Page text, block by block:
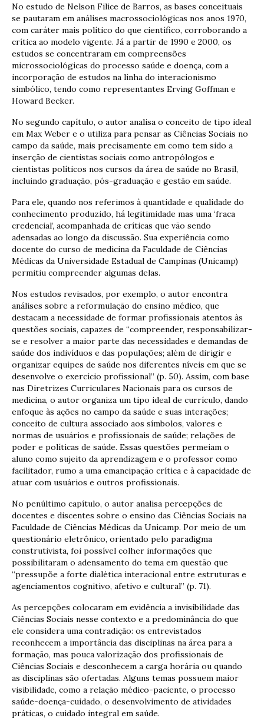
No estudo de Nelson Filice de Barros, as bases conceituais
se pautaram em análises macrossociológicas nos anos 1970,
com caráter mais político do que científico, corroborando a
crítica ao modelo vigente. Já a partir de 1990 e 2000, os
estudos se concentraram em compreensões
microssociológicas do processo saúde e doença, com a
incorporação de estudos na linha do interacionismo
simbólico, tendo como representantes Erving Goffman e
Howard Becker.
No segundo capítulo, o autor analisa o conceito de tipo ideal
em Max Weber e o utiliza para pensar as Ciências Sociais no
campo da saúde, mais precisamente em como tem sido a
inserção de cientistas sociais como antropólogos e
cientistas políticos nos cursos da área de saúde no Brasil,
incluindo graduação, pós-graduação e gestão em saúde.
Para ele, quando nos referimos à quantidade e qualidade do
conhecimento produzido, há legitimidade mas uma ‘fraca
credencial’, acompanhada de críticas que vão sendo
adensadas ao longo da discussão. Sua experiência como
docente do curso de medicina da Faculdade de Ciências
Médicas da Universidade Estadual de Campinas (Unicamp)
permitiu compreender algumas delas.
Nos estudos revisados, por exemplo, o autor encontra
análises sobre a reformulação do ensino médico, que
destacam a necessidade de formar profissionais atentos às
questões sociais, capazes de “compreender, responsabilizar-
se e resolver a maior parte das necessidades e demandas de
saúde dos indivíduos e das populações; além de dirigir e
organizar equipes de saúde nos diferentes níveis em que se
desenvolve o exercício profissional” (p. 50). Assim, com base
nas Diretrizes Curriculares Nacionais para os cursos de
medicina, o autor organiza um tipo ideal de currículo, dando
enfoque às ações no campo da saúde e suas interações;
conceito de cultura associado aos símbolos, valores e
normas de usuários e profissionais de saúde; relações de
poder e políticas de saúde. Essas questões permeiam o
aluno como sujeito da aprendizagem e o professor como
facilitador, rumo a uma emancipação crítica e à capacidade de
atuar com usuários e outros profissionais.
No penúltimo capítulo, o autor analisa percepções de
docentes e discentes sobre o ensino das Ciências Sociais na
Faculdade de Ciências Médicas da Unicamp. Por meio de um
questionário eletrônico, orientado pelo paradigma
construtivista, foi possível colher informações que
possibilitaram o adensamento do tema em questão que
“pressupõe a forte dialética interacional entre estruturas e
agenciamentos cognitivo, afetivo e cultural” (p. 71).
As percepções colocaram em evidência a invisibilidade das
Ciências Sociais nesse contexto e a predominância do que
ele considera uma contradição: os entrevistados
reconhecem a importância das disciplinas na área para a
formação, mas pouca valorização dos profissionais de
Ciências Sociais e desconhecem a carga horária ou quando
as disciplinas são ofertadas. Alguns temas possuem maior
visibilidade, como a relação médico-paciente, o processo
saúde-doença-cuidado, o desenvolvimento de atividades
práticas, o cuidado integral em saúde.